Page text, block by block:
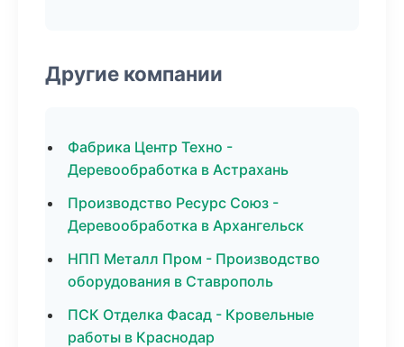
Другие компании
Фабрика Центр Техно -
Деревообработка в Астрахань
Производство Ресурс Союз -
Деревообработка в Архангельск
НПП Металл Пром - Производство
оборудования в Ставрополь
ПСК Отделка Фасад - Кровельные
работы в Краснодар